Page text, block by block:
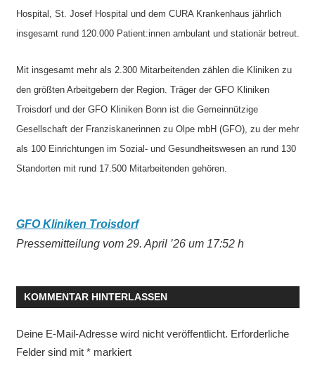
Hospital, St. Josef Hospital und dem CURA Krankenhaus jährlich
insgesamt rund 120.000 Patient:innen ambulant und stationär betreut.
Mit insgesamt mehr als 2.300 Mitarbeitenden zählen die Kliniken zu
den größten Arbeitgebern der Region. Träger der GFO Kliniken
Troisdorf und der GFO Kliniken Bonn ist die Gemeinnützige
Gesellschaft der Franziskanerinnen zu Olpe mbH (GFO), zu der mehr
als 100 Einrichtungen im Sozial- und Gesundheitswesen an rund 130
Standorten mit rund 17.500 Mitarbeitenden gehören.
GFO Kliniken Troisdorf
Pressemitteilung vom 29. April ’26 um 17:52 h
KOMMENTAR HINTERLASSEN
Deine E-Mail-Adresse wird nicht veröffentlicht. Erforderliche
Felder sind mit *markiert